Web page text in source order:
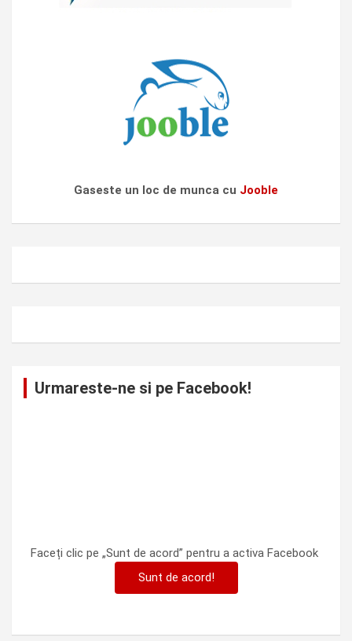
Gaseste un loc de munca cu Jooble
Urmareste-ne si pe Facebook!
Faceți clic pe „Sunt de acord” pentru a activa Facebook
Sunt de acord!